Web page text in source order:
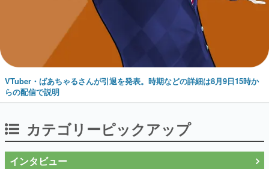
VTuber・ばあちゃるさんが引退を発表。時期などの詳細は8月9日15時か
らの配信で説明
カテゴリーピックアップ
インタビュー